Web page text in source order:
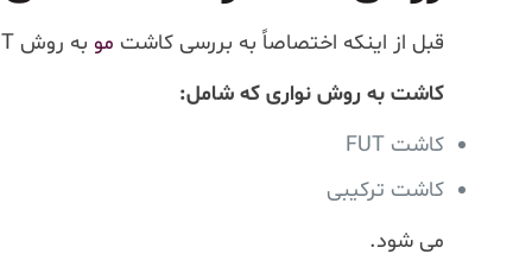
قبل از اینکه اختصاصاً به بررسی کاشت مو به روش FUT بپردازیم لازم است که بدانید کاشت مو فعلاً به دو روش کلی تقسیم می شود:
کاشت به روش نواری که شامل:
کاشت FUT
کاشت ترکیبی
می شود.